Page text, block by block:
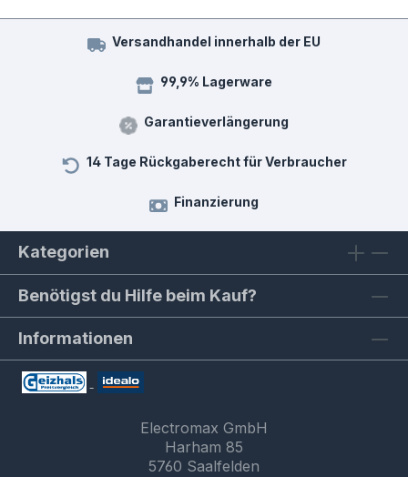
Versandhandel innerhalb der EU
99,9% Lagerware
Garantieverlängerung
14 Tage Rückgaberecht für Verbraucher
Finanzierung
Kategorien
Benötigst du Hilfe beim Kauf?
Informationen
Electromax GmbH
Harham 85
5760 Saalfelden